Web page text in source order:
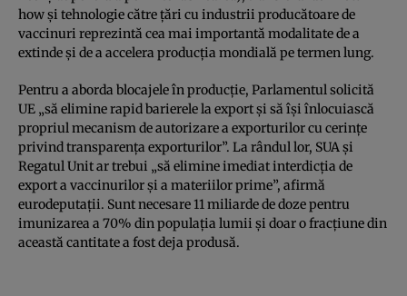
how și tehnologie către țări cu industrii producătoare de
vaccinuri reprezintă cea mai importantă modalitate de a
extinde și de a accelera producția mondială pe termen lung.
Pentru a aborda blocajele în producție, Parlamentul solicită
UE „să elimine rapid barierele la export și să își înlocuiască
propriul mecanism de autorizare a exporturilor cu cerințe
privind transparența exporturilor”. La rândul lor, SUA și
Regatul Unit ar trebui „să elimine imediat interdicția de
export a vaccinurilor și a materiilor prime”, afirmă
eurodeputații. Sunt necesare 11 miliarde de doze pentru
imunizarea a 70% din populația lumii și doar o fracțiune din
această cantitate a fost deja produsă.